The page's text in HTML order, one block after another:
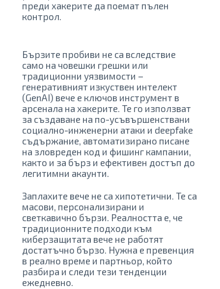
преди хакерите да поемат пълен
контрол.
Бързите пробиви не са вследствие
само на човешки грешки или
традиционни уязвимости –
генеративният изкуствен интелект
(GenAI) вече е ключов инструмент в
арсенала на хакерите. Те го използват
за създаване на по-усъвършенствани
социално-инженерни атаки и deepfake
съдържание, автоматизирано писане
на зловреден код и фишинг кампании,
както и за бърз и ефективен достъп до
легитимни акаунти.
Заплахите вече не са хипотетични. Те са
масови, персонализирани и
светкавично бързи. Реалността е, че
традиционните подходи към
киберзащитата вече не работят
достатъчно бързо. Нужна е превенция
в реално време и партньор, който
разбира и следи тези тенденции
ежедневно.